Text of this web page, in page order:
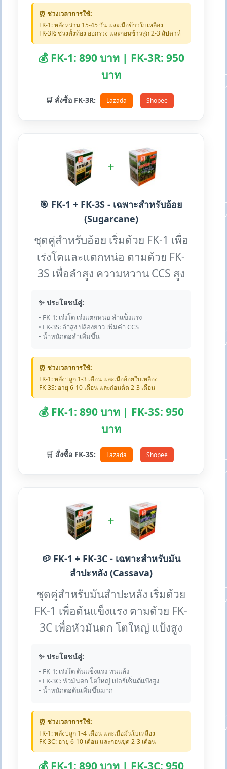
⏰ ช่วงเวลาการใช้:
FK-1: หลังหว่าน 15-45 วัน และเมื่อข้าวใบเหลือง
FK-3R: ช่วงตั้งท้อง ออกรวง และก่อนข้าวสุก 2-3 สัปดาห์
💰 FK-1: 890 บาท | FK-3R: 950
บาท
🛒 สั่งซื้อ FK-3R: Lazada Shopee
+
🎯 FK-1 + FK-3S - เฉพาะสำหรับอ้อย
(Sugarcane)
ชุดคู่สำหรับอ้อย เริ่มด้วย FK-1 เพื่อ
เร่งโตและแตกหน่อ ตามด้วย FK-
3S เพื่อลำสูง ความหวาน CCS สูง
✨ ประโยชน์คู่:
• FK-1: เร่งโต เร่งแตกหน่อ ลำแข็งแรง
• FK-3S: ลำสูง ปล้องยาว เพิ่มค่า CCS
• น้ำหนักต่อลำเพิ่มขึ้น
⏰ ช่วงเวลาการใช้:
FK-1: หลังปลูก 1-3 เดือน และเมื่ออ้อยใบเหลือง
FK-3S: อายุ 6-10 เดือน และก่อนตัด 2-3 เดือน
💰 FK-1: 890 บาท | FK-3S: 950
บาท
🛒 สั่งซื้อ FK-3S: Lazada Shopee
+
🥔 FK-1 + FK-3C - เฉพาะสำหรับมัน
สำปะหลัง (Cassava)
ชุดคู่สำหรับมันสำปะหลัง เริ่มด้วย
FK-1 เพื่อต้นแข็งแรง ตามด้วย FK-
3C เพื่อหัวมันดก โตใหญ่ แป้งสูง
✨ ประโยชน์คู่:
• FK-1: เร่งโต ต้นแข็งแรง ทนแล้ง
• FK-3C: หัวมันดก โตใหญ่ เปอร์เซ็นต์แป้งสูง
• น้ำหนักต่อต้นเพิ่มขึ้นมาก
⏰ ช่วงเวลาการใช้:
FK-1: หลังปลูก 1-4 เดือน และเมื่อมันใบเหลือง
FK-3C: อายุ 6-10 เดือน และก่อนขุด 2-3 เดือน
💰 FK-1: 890 บาท | FK-3C: 950